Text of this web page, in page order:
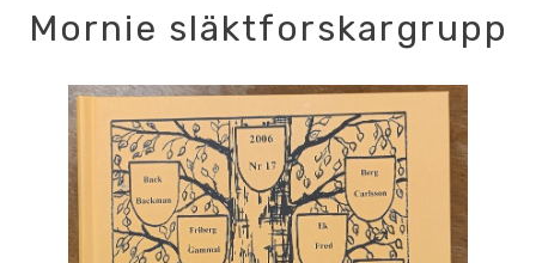
Mornie släktforskargrupp